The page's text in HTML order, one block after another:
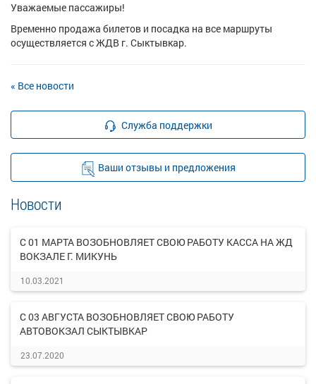
Уважаемые пассажиры!
Временно продажа билетов и посадка на все маршруты
осуществляется с ЖДВ г. Сыктывкар.
« Все новости
Служба поддержки
Ваши отзывы и предложения
Новости
С 01 МАРТА ВОЗОБНОВЛЯЕТ СВОЮ РАБОТУ КАССА НА ЖД
ВОКЗАЛЕ Г. МИКУНЬ
10.03.2021
С 03 АВГУСТА ВОЗОБНОВЛЯЕТ СВОЮ РАБОТУ
АВТОВОКЗАЛ СЫКТЫВКАР
23.07.2020